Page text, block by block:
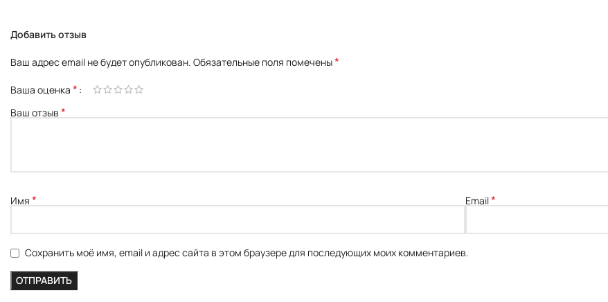
Добавить отзыв
Ваш адрес email не будет опубликован. Обязательные поля помечены*
Ваша оценка *
Ваш отзыв *
Имя * Email*
Сохранить моё имя, email и адрес сайта в этом браузере для последующих моих комментариев.